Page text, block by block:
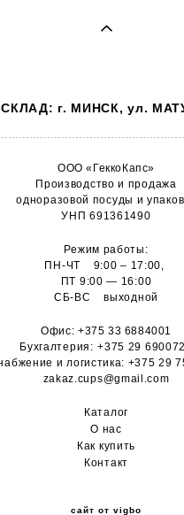
г. МИНСК, ул.
ООО «ГеккоКапс»
Производство и продажа
одноразовой посуды и
УНП 691361490
Режим работы:
ПН-ЧТ 9:00 – 17:00,
ПТ 9:00 — 16:00
СБ-ВС выходной
Офис:+375 33 6884001
Бухгалтерия: +375 29
и логистика: +375 29
zakaz.cups@gmail.com
Каталог
О нас
Как купить
Контакт
сайт от vigbo